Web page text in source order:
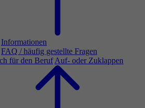
Informationen
FAQ / häufig gestellte Fragen
für den Beruf Auf- oder Zuklappen